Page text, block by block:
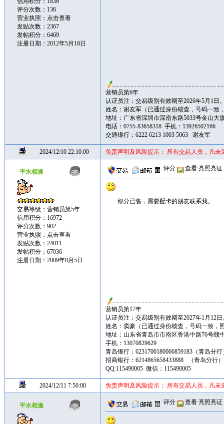
评分次数：136
营业执照： 点击查看
发贴次数：2367
发帖积分：6469
注册日期：2012年5月18日
营销员第6年
认证员注：交易级别有效期至2026年5月1日
姓名：谢友军（已通过身份核查，号码一致
地址：广东省深圳市深南东路5033号金山大
电话：0755-83658318 手机：13926502166
交通银行：6222 6213 1003 5063 谢友军
2024/12/10 22:10:00 免责声明及风险提示： 所有交易人员，凡
平水相逢
交易等级：营销员第5年
信用积分：16972
评分次数：902
营业执照： 点击查看
发贴次数：24011
发帖积分：67036
注册日期：2009年8月5日
评分 查看 亮照亮证
部分已售，需要配卡的朋友联系我。
营销员第17年
认证员注：交易级别有效期至2027年1月12日
姓名：窦豪（已通过身份核查，号码一致，
地址：山东省青岛市市南区香港中路76号颐
手机：13070829629
青岛银行：6231700180006859183（青岛分
招商银行：6214865658433888 （青岛分行
QQ:115490005 微信：115490005
2024/12/11 7:50:00 免责声明及风险提示： 所有交易人员，凡
平水相逢 评分 查看 亮照亮证